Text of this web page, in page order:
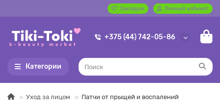
Закладки Личный кабинет
+375 (44) 742-05-86
Категории
Уход за лицом Патчи от прыщей и воспалений